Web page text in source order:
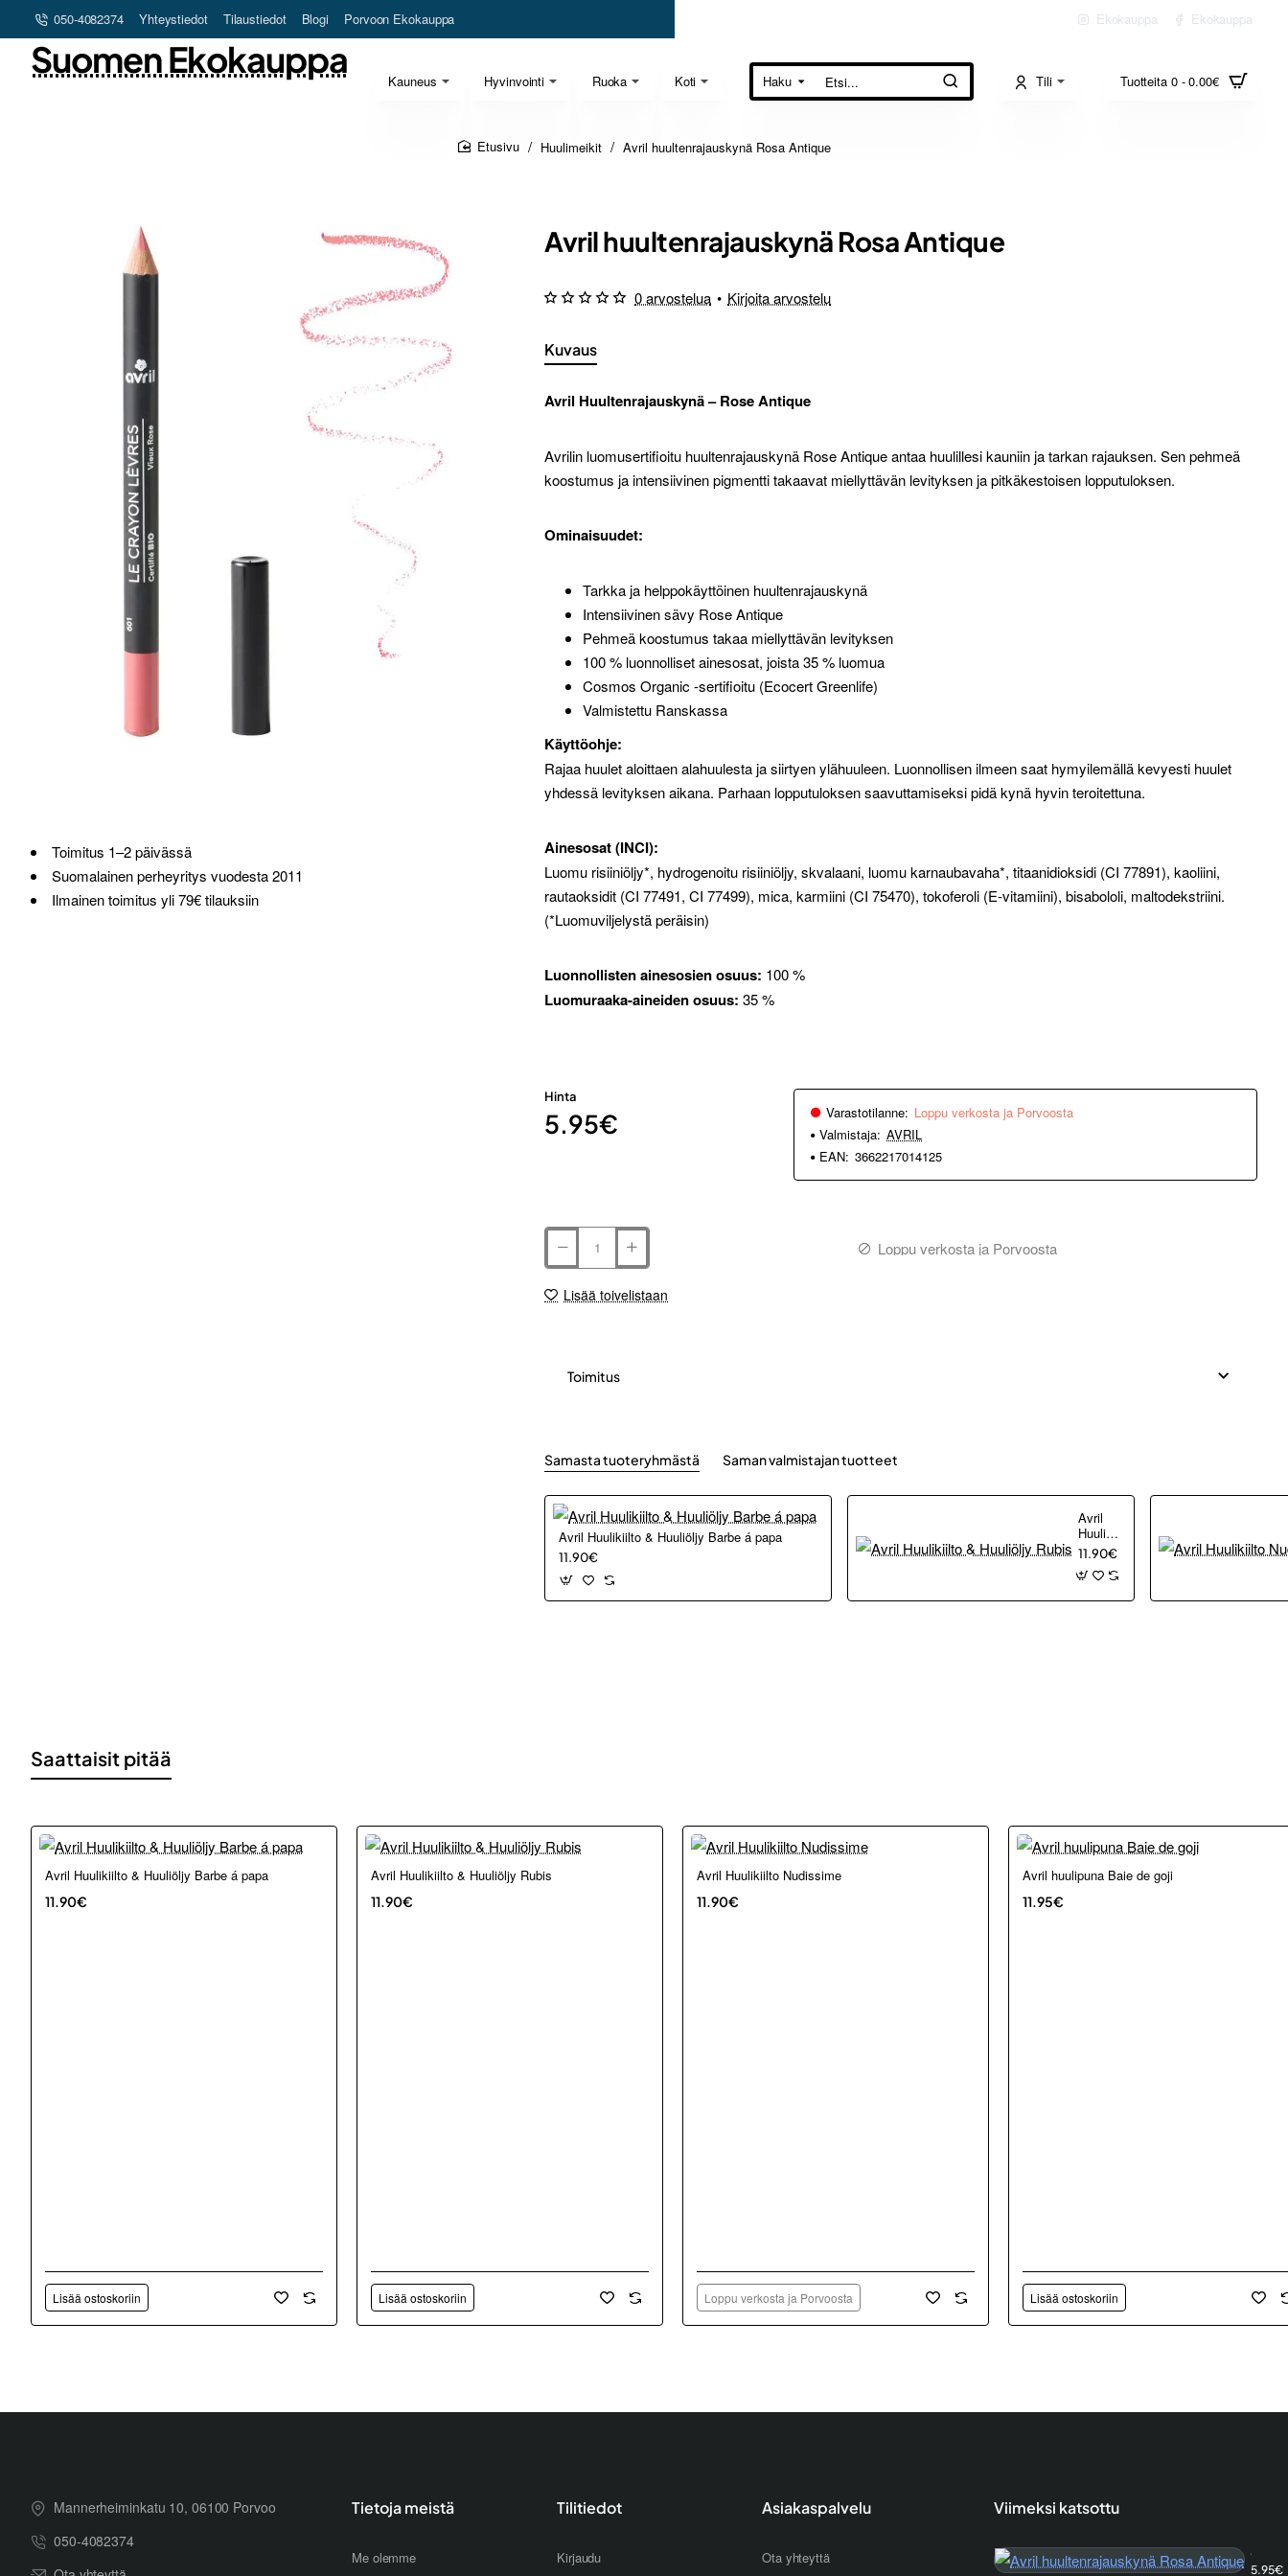
050-4082374 Yhteystiedot Tilaustiedot Blogi Porvoon Ekokauppa Ekokauppa Ekokauppa
Kauneus Hyvinvointi Ruoka Koti
Suomen Ekokauppa
Haku
Etsi... Tili Tuotteita 0 - 0.00€
Huulimeikit Avril huultenrajauskynä Rosa Antique
Toimitus 1–2 päivässä
Suomalainen perheyritys vuodesta 2011
Ilmainen toimitus yli 79€ tilauksiin
Avril huultenrajauskynä Rosa Antique
Kuvaus
Avril Huultenrajauskynä – Rose Antique
Avrilin luomusertifioitu huultenrajauskynä Rose Antique antaa huulillesi kauniin ja tarkan rajauksen. Sen pehmeä
koostumus ja intensiivinen pigmentti takaavat miellyttävän levityksen ja pitkäkestoisen lopputuloksen.
Ominaisuudet:
Tarkka ja helppokäyttöinen huultenrajauskynä
Intensiivinen sävy Rose Antique
Pehmeä koostumus takaa miellyttävän levityksen
100 % luonnolliset ainesosat, joista 35 % luomua
Cosmos Organic -sertifioitu (Ecocert Greenlife)
Valmistettu Ranskassa
Käyttöohje:
Rajaa huulet aloittaen alahuulesta ja siirtyen ylähuuleen. Luonnollisen ilmeen saat hymyilemällä kevyesti huulet
yhdessä levityksen aikana. Parhaan lopputuloksen saavuttamiseksi pidä kynä hyvin teroitettuna.
Ainesosat (INCI):
Luomu risiiniöljy*, hydrogenoitu risiiniöljy, skvalaani, luomu karnaubavaha*, titaanidioksidi (CI 77891), kaoliini,
rautaoksidit (CI 77491, CI 77499), mica, karmiini (CI 75470), tokoferoli (E-vitamiini), bisabololi, maltodekstriini.
(*Luomuviljelystä peräisin)
Luonnollisten ainesosien osuus: 100 %
Luomuraaka-aineiden osuus: 35 %
0 arvostelua • Kirjoita arvostelu
Hinta
5.95€ Varastotilanne: Loppu verkosta ja Porvoosta
Valmistaja: AVRIL
EAN: 3662217014125
Loppu verkosta ja Porvoosta
Lisää toivelistaan
Toimitus
Samasta tuoteryhmästä Saman valmistajan tuotteet
Avril Huulikiilto & Huuliöljy Barbe á papa
11.90€
Avril
Huulikiilto
&
Huuliöljy
Rubis
11.90€
Saattaisit pitää
Avril Huulikiilto & Huuliöljy Barbe á papa
11.90€
Lisää ostoskoriin
Avril Huulikiilto & Huuliöljy Rubis
11.90€
Lisää ostoskoriin
Loppu verkosta ja Porvoosta
Avril Huulikiilto Nudissime
11.90€
Loppu verkosta ja Porvoosta
Avril huulipuna Baie de goji
11.95€
Lisää ostoskoriin
Mannerheiminkatu 10, 06100 Porvoo
050-4082374
Tietoja meistä
Me olemme
Tilitiedot
Kirjaudu
Asiakaspalvelu
Ota yhteyttä
Viimeksi katsottu
5.95€